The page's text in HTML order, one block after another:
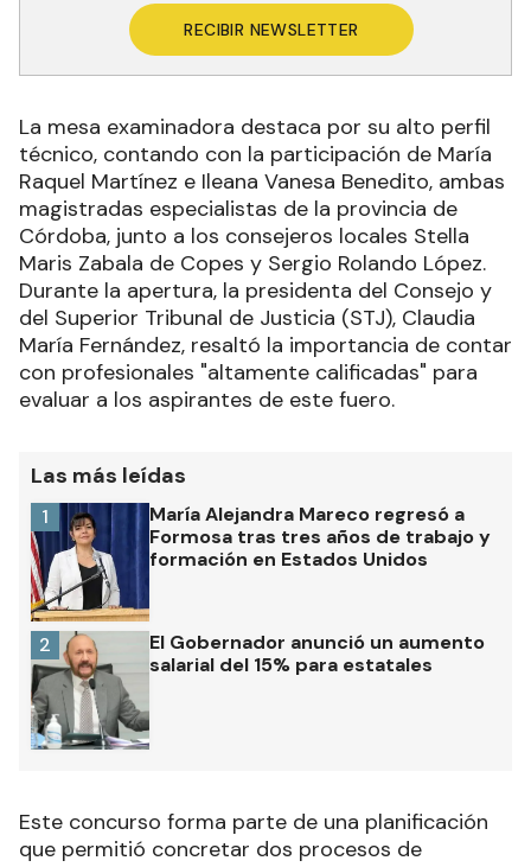
RECIBIR NEWSLETTER
La mesa examinadora destaca por su alto perfil
técnico, contando con la participación de María
Raquel Martínez e Ileana Vanesa Benedito, ambas
magistradas especialistas de la provincia de
Córdoba, junto a los consejeros locales Stella
Maris Zabala de Copes y Sergio Rolando López.
Durante la apertura, la presidenta del Consejo y
del Superior Tribunal de Justicia (STJ), Claudia
María Fernández, resaltó la importancia de contar
con profesionales "altamente calificadas" para
evaluar a los aspirantes de este fuero.
Las más leídas
María Alejandra Mareco regresó a
Formosa tras tres años de trabajo y
formación en Estados Unidos
1
El Gobernador anunció un aumento
salarial del 15% para estatales
2
Este concurso forma parte de una planificación
que permitió concretar dos procesos de